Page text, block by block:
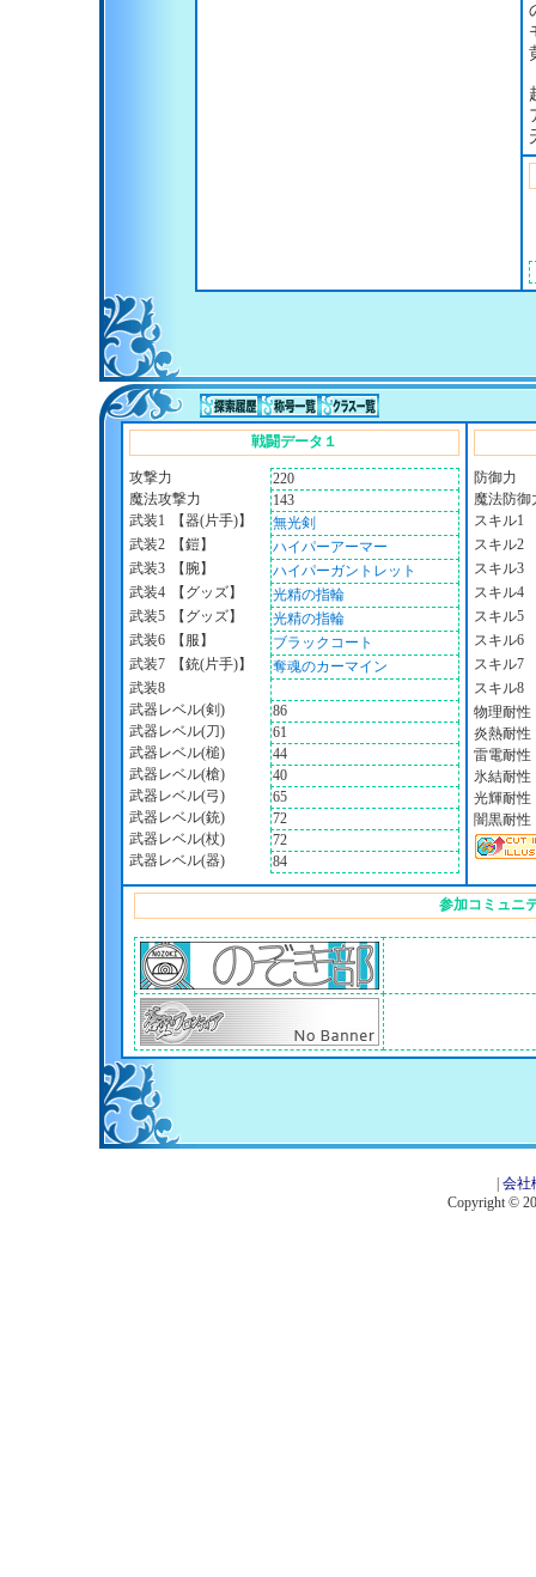
戦闘データ１
攻撃力
220
魔法攻撃力
143
武装1
【器(片手)】
無光剣
武装2
【鎧】
ハイパーアーマー
武装3
【腕】
ハイパーガントレット
武装4
【グッズ】
光精の指輪
武装5
【グッズ】
光精の指輪
武装6
【服】
ブラックコート
武装7
【銃(片手)】
奪魂のカーマイン
武装8
武器レベル(剣)
86
武器レベル(刀)
61
武器レベル(槌)
44
武器レベル(槍)
40
武器レベル(弓)
65
武器レベル(銃)
72
武器レベル(杖)
72
武器レベル(器)
84
防御力
魔法防御
スキル1
スキル2
スキル3
スキル4
スキル5
スキル6
スキル7
スキル8
物理耐性
炎熱耐性
雷電耐性
氷結耐性
光輝耐性
闇黒耐性
参加コミュニ
会社
Copyright ©